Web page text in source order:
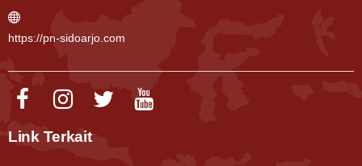
https://pn-sidoarjo.com
Link Terkait